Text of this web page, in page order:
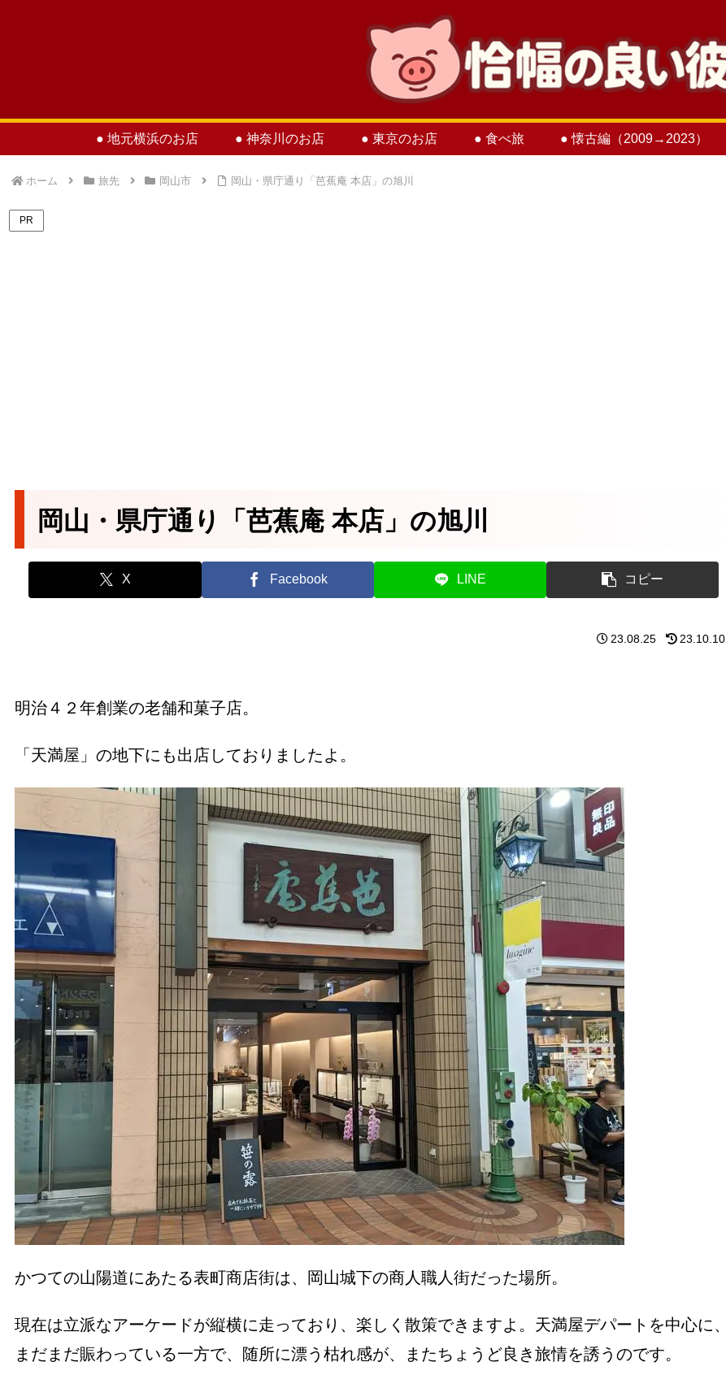
● 地元横浜のお店 ● 神奈川のお店 ● 東京のお店 ● 食べ旅 ● 懐古編（2009→2023）
ホーム 旅先 岡山市 岡山・県庁通り「芭蕉庵 本店」の旭川
PR
岡山・県庁通り「芭蕉庵 本店」の旭川
X Facebook LINE コピー
23.08.25 23.10.10
明治４２年創業の老舗和菓子店。
「天満屋」の地下にも出店しておりましたよ。
かつての山陽道にあたる表町商店街は、岡山城下の商人職人街だった場所。
現在は立派なアーケードが縦横に走っており、楽しく散策できますよ。天満屋デパートを中心に、
まだまだ賑わっている一方で、随所に漂う枯れ感が、またちょうど良き旅情を誘うのです。